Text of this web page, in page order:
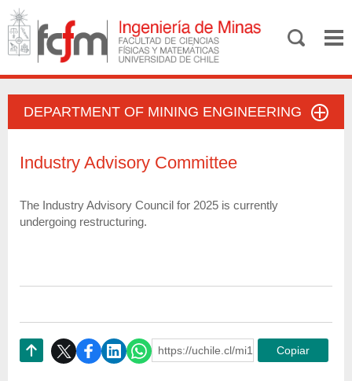
DEPARTMENT OF MINING ENGINEERING
Industry Advisory Committee
The Industry Advisory Council for 2025 is currently
undergoing restructuring.
https://uchile.cl/mi125479Copiar